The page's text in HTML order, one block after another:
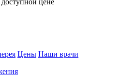
цене
Цены Наши врачи